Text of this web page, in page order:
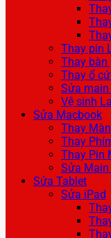
Thay pin
Thay bàn
Thay ổ
Sửa
Vệ sinh
Sửa Macbook
Thay
Thay
Thay Pin
Sửa
Sửa Tablet
Sửa iPad